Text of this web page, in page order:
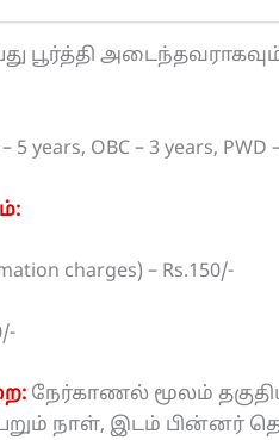
பூர்த்தி
– 5 years, OBC – 3 years, PWD
charges) – Rs.150/-
நேர்காணல் மூலம்
நாள், இடம் பின்னர்